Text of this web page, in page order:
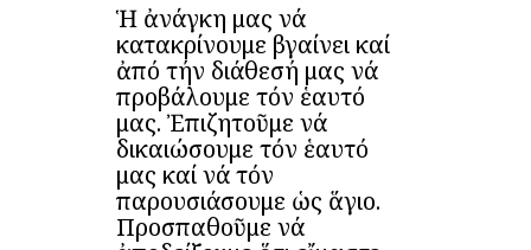
Ἡ ἀνάγκη μας νά
κατακρίνουμε βγαίνει καί
ἀπό τήν διάθεσή μας νά
προβάλουμε τόν ἑαυτό
μας. Ἐπιζητοῦμε νά
δικαιώσουμε τόν ἑαυτό
μας καί νά τόν
παρουσιάσουμε ὡς ἅγιο.
Προσπαθοῦμε νά